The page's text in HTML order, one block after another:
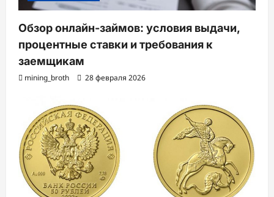
Обзор онлайн-займов: условия выдачи,
процентные ставки и требования к
заемщикам
mining_broth 28 февраля 2026